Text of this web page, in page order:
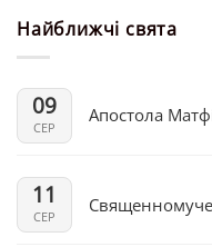
Найближчі свята
09
СЕР
Апостола
11
СЕР